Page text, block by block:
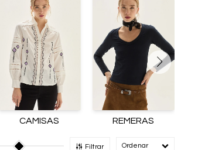
CAMISAS REMERAS
Filtrar